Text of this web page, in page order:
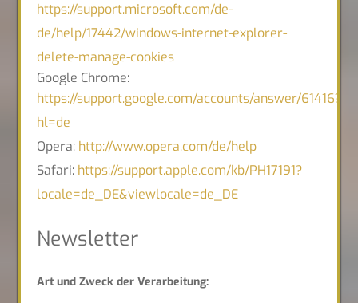
https://support.microsoft.com/de-
de/help/17442/windows-internet-explorer-
delete-manage-cookies
Google Chrome:
https://support.google.com/accounts/answer/61416?
hl=de
Opera: http://www.opera.com/de/help
Safari: https://support.apple.com/kb/PH17191?
locale=de_DE&viewlocale=de_DE
Newsletter
Art und Zweck der Verarbeitung: